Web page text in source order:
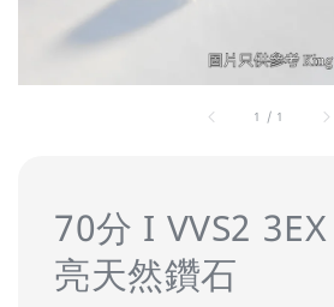
1 / 1
70分 I VVS2
亮天然鑽石